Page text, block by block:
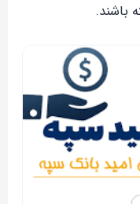
باشند.